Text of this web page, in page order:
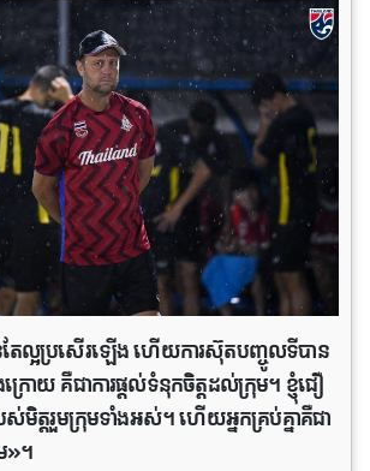
តែល្អប្រសើរឡើង ហើយការស៊ុតបញ្ចូលទីបាន
រោយ គឺជាការផ្តល់ទំនុកចិត្តដល់ក្រុម។ ខ្ញុំជឿ
ត្តរួមក្រុមទាំងអស់។ ហើយអ្នកគ្រប់គ្នាគឺជា
»។